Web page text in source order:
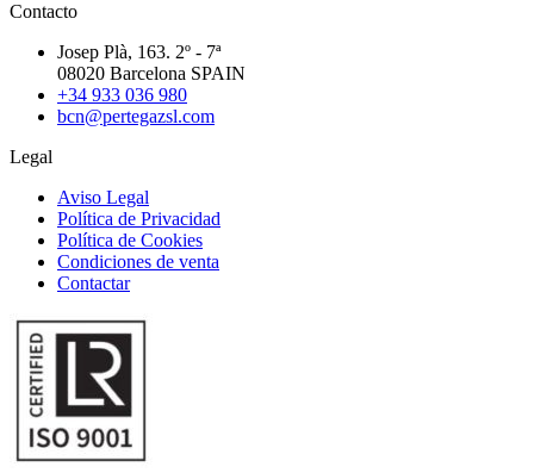
Contacto
Josep Plà, 163. 2º - 7ª
08020 Barcelona SPAIN
+34 933 036 980
bcn@pertegazsl.com
Legal
Aviso Legal
Política de Privacidad
Política de Cookies
Condiciones de venta
Contactar